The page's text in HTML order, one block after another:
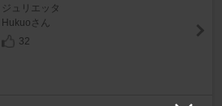
ジュリエッタ
Hukuoさん
32